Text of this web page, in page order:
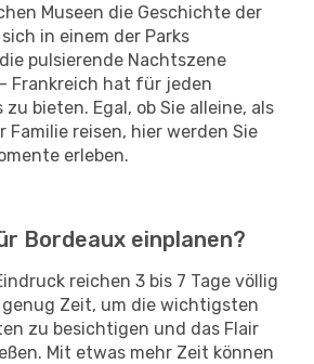
Museen die Geschichte der
in einem der Parks
pulsierende Nachtszene
Frankreich hat für jeden
bieten. Egal, ob Sie alleine, als
Familie reisen, hier werden Sie
erleben.
Bordeaux einplanen?
reichen 3 bis 7 Tage völlig
genug Zeit, um die wichtigsten
zu besichtigen und das Flair
Mit etwas mehr Zeit können